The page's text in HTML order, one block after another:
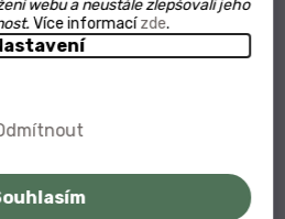
webu a neustále zlepšovali jeho
Více informacízde.